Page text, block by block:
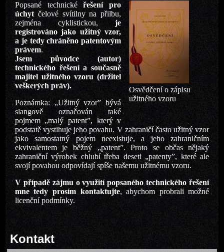
Osvědčení o zápisu
užitného vzoru
Popsané technickéřešení pro
úchyt čelové svítilny na přilbu,
zejména cyklistickou,je
registrováno jako užitný vzor,
a je tedy chráněno patentovým
právem.
Jsem původce (autor)
technického řešení a současně
majitel užitného vzoru (držitel
veškerých práv).
Poznámka: „Užitný vzor” bývá
slangově označován také
pojmem „malý patent”, který v
podstatě vystihuje jeho povahu. V zahraničí často užitný vzor
jako samostatný pojem neexistuje, a jeho zahraničním
ekvivalentem je běžný „patent”. Proto se občas nějaký
zahraniční výrobek chlubí třeba deseti „patenty”, které ale
svojí povahou odpovídají spíše našemu užitnému vzoru.
V případě zájmu o využití popsaného technického řešení
mne tedy prosím kontaktujte, abychom probrali možné
licenční podmínky.
Kontakt